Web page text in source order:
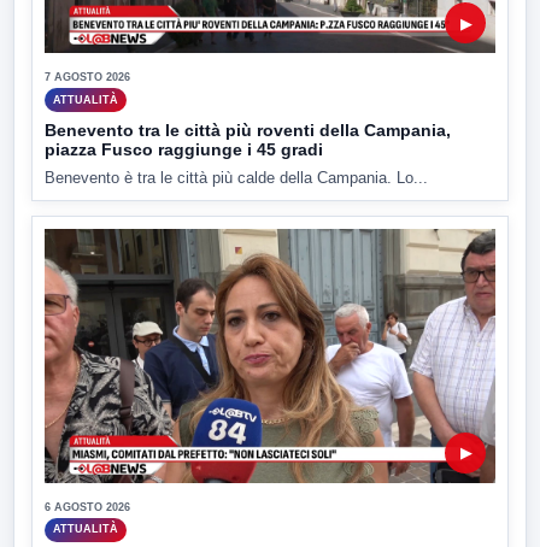
▶
7 AGOSTO 2026
ATTUALITÀ
Benevento tra le città più roventi della Campania,
piazza Fusco raggiunge i 45 gradi
Benevento è tra le città più calde della Campania. Lo...
▶
6 AGOSTO 2026
ATTUALITÀ